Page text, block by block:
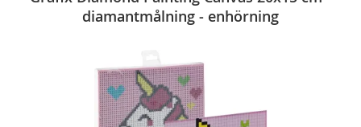
diamantmålning - enhörning